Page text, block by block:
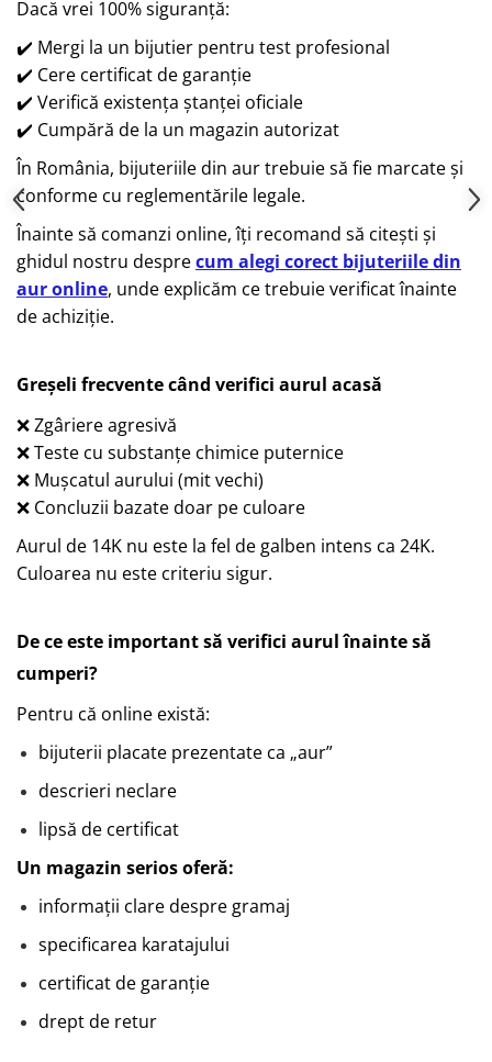
Dacă vrei 100% siguranță:
✔️ Mergi la un bijutier pentru test profesional
✔️ Cere certificat de garanție
✔️ Verifică existența ștanței oficiale
✔️ Cumpără de la un magazin autorizat
În România, bijuteriile din aur trebuie să fie marcate și
conforme cu reglementările legale.
Înainte să comanzi online, îți recomand să citești și
ghidul nostru desprecum alegi corect bijuteriile din
aur online, unde explicăm ce trebuie verificat înainte
de achiziție.
Greșeli frecvente când verifici aurul acasă
❌ Zgâriere agresivă
❌ Teste cu substanțe chimice puternice
❌ Mușcatul aurului (mit vechi)
❌ Concluzii bazate doar pe culoare
Aurul de 14K nu este la fel de galben intens ca 24K.
Culoarea nu este criteriu sigur.
De ce este important să verifici aurul înainte să
cumperi?
Pentru că online există:
bijuterii placate prezentate ca „aur”
descrieri neclare
lipsă de certificat
Un magazin serios oferă:
informații clare despre gramaj
specificarea karatajului
certificat de garanție
drept de retur